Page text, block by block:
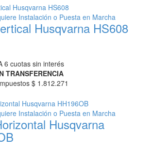
Husqvarna HS608
6 cuotas sin interés
TRANSFERENCIA
$ 1.812.271
Husqvarna